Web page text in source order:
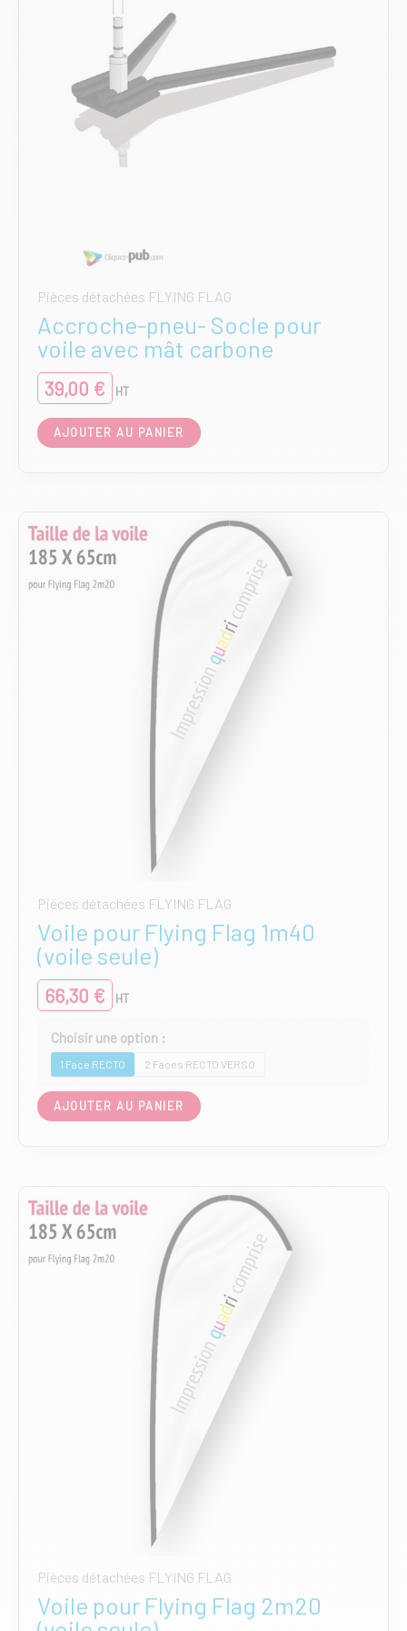
Pièces détachées FLYING FLAG
Accroche-pneu- Socle pour
voile avec mât carbone
39,00 € HT
AJOUTER AU PANIER
Pièces détachées FLYING FLAG
Voile pour Flying Flag 1m40
(voile seule)
66,30 € HT
1 Face RECTO 2 Faces RECTO VERSO
AJOUTER AU PANIER
produit
Les
options
choisies
page
du
produit
Pièces détachées FLYING FLAG
Voile pour Flying Flag 2m20